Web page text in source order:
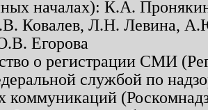
началах): К.А.
Ковалев, Л.Н. Левина,
Егорова
о регистрации СМИ
службой по
коммуникаций